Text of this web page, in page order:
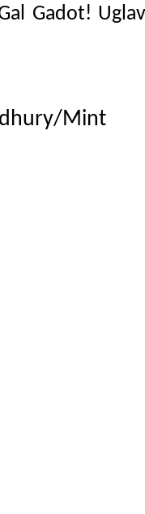
Gadot!
Mint